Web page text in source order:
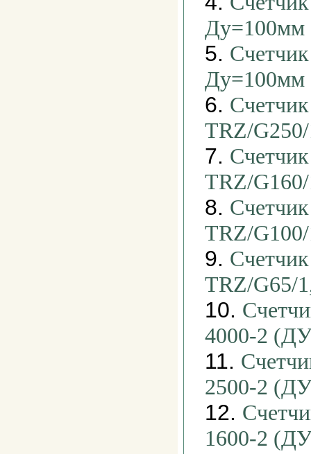
Ду=100мм
5.
Ду=100мм
6.
TRZ/
7.
TRZ/
8.
TRZ/
9.
TRZ/G65/
10.
4000-2
11.
2500-2
12.
1600-2